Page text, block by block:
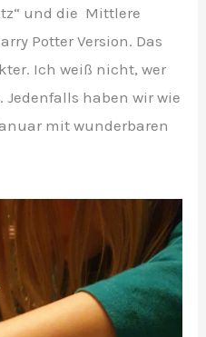
und die Mittlere
Potter Version. Das
Ich weiß nicht, wer
Jedenfalls haben wir wie
mit wunderbaren